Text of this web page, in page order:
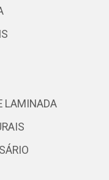
LAMINADA